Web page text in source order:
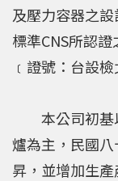
及壓力容器之
標準CNS所認
﹝證號：台設
本公司初基
爐為主，民國
昇，並增加生